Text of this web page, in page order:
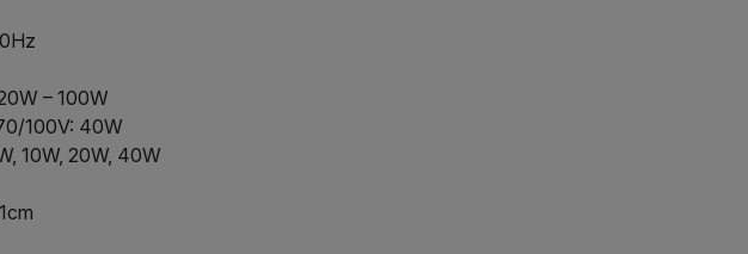
– 100W
100V: 40W
10W, 20W, 40W